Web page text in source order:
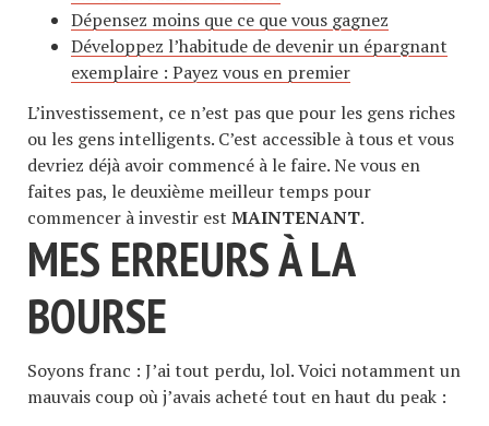
Dépensez moins que ce que vous gagnez
Développez l’habitude de devenir un épargnant
exemplaire : Payez vous en premier
L’investissement, ce n’est pas que pour les gens riches
ou les gens intelligents. C’est accessible à tous et vous
devriez déjà avoir commencé à le faire. Ne vous en
faites pas, le deuxième meilleur temps pour
commencer à investir est MAINTENANT.
MES ERREURS À LA
BOURSE
Soyons franc : J’ai tout perdu, lol. Voici notamment un
mauvais coup où j’avais acheté tout en haut du peak :